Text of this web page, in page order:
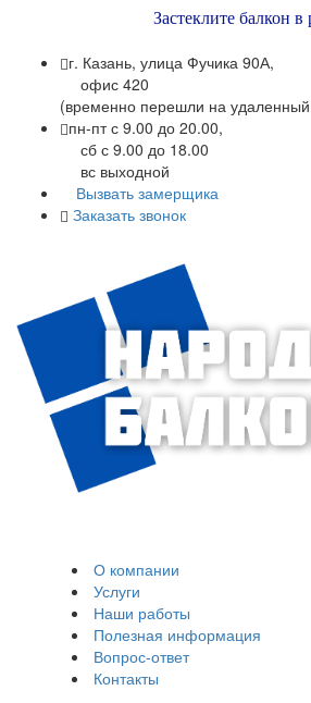
Застеклите балкон в
г. Казань, улица Фучика 90А,
офис 420
(временно перешли на
пн-пт с 9.00 до 20.00,
сб с 9.00 до 18.00
вс выходной
Вызвать замерщика
Заказать звонок
О компании
Услуги
Наши работы
Полезная информация
Вопрос-ответ
Контакты